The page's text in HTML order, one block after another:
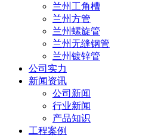
兰州工角槽
兰州方管
兰州螺旋管
兰州无缝钢管
兰州镀锌管
公司实力
新闻资讯
公司新闻
行业新闻
产品知识
工程案例